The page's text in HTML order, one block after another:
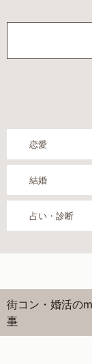
恋愛
結婚
占い・診断
街コン・婚活の
事